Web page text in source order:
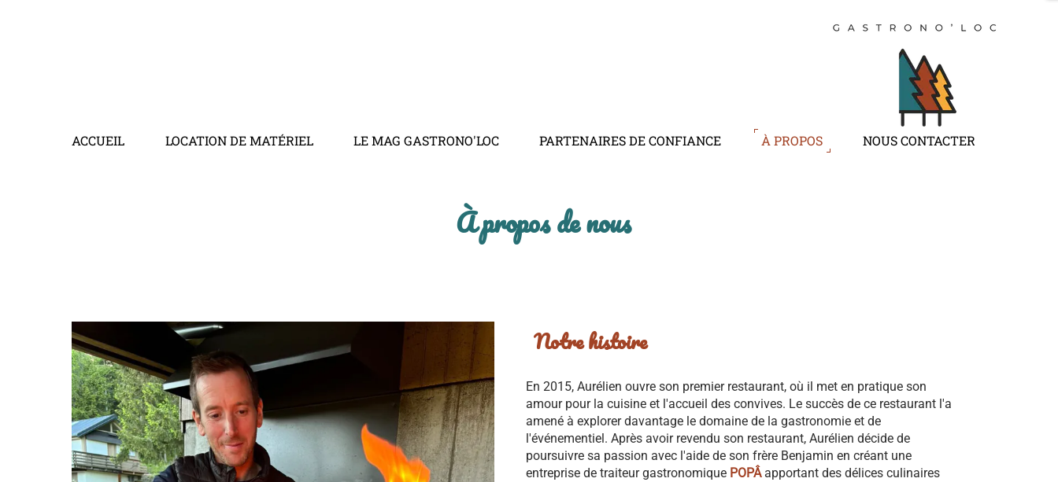
ACCUEIL LOCATION DE MATÉRIEL LE MAG GASTRONO'LOC PARTENAIRES DE CONFIANCE À PROPOS NOUS CONTACTER
À propos de nous
Notre histoire
En 2015, Aurélien ouvre son premier restaurant, où il met en pratique son
amour pour la cuisine et l'accueil des convives. Le succès de ce restaurant l'a
amené à explorer davantage le domaine de la gastronomie et de
l'événementiel. Après avoir revendu son restaurant, Aurélien décide de
poursuivre sa passion avec l'aide de son frère Benjamin en créant une
entreprise de traiteur gastronomique POPÂ apportant des délices culinaires